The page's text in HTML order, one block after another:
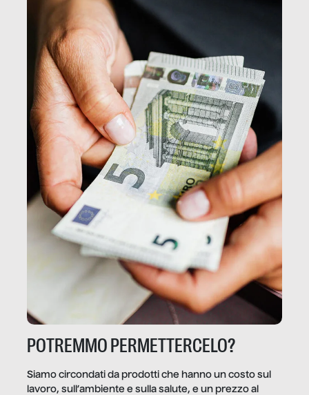
POTREMMO PERMETTERCELO?
Siamo circondati da prodotti che hanno un costo sul
lavoro, sull’ambiente e sulla salute, e un prezzo al